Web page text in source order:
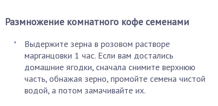
Размножение комнатного кофе семенами
Выдержите зерна в розовом растворе
марганцовки 1 час. Если вам достались
домашние ягодки, сначала снимите верхнюю
часть, обнажая зерно, промойте семена чистой
водой, а потом замачивайте их.